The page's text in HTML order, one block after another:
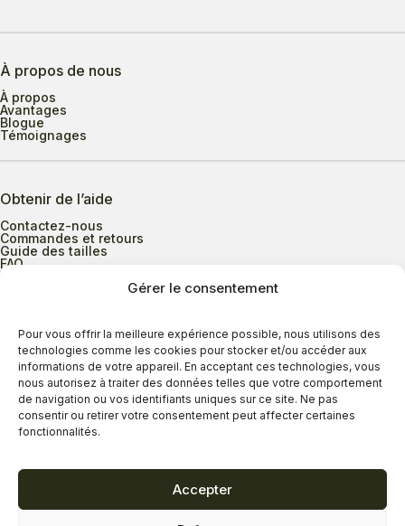
Gérer le consentement
Pour vous offrir la meilleure expérience possible, nous utilisons des
technologies comme les cookies pour stocker et/ou accéder aux
informations de votre appareil. En acceptant ces technologies, vous
nous autorisez à traiter des données telles que votre comportement
de navigation ou vos identifiants uniques sur ce site. Ne pas
consentir ou retirer votre consentement peut affecter certaines
fonctionnalités.
Accepter
À propos de nous
À propos
Avantages
Blogue
Témoignages
Obtenir de l’aide
Contactez-nous
Commandes et retours
Guide des tailles
FAQ
Heures d’ouverture
Lundi au mercredi
9h00 à 17h30
Jeudi
9h00 à 20h00
Vendredi
9h00 à 18h00
Dimanche
11h00 à 16h30